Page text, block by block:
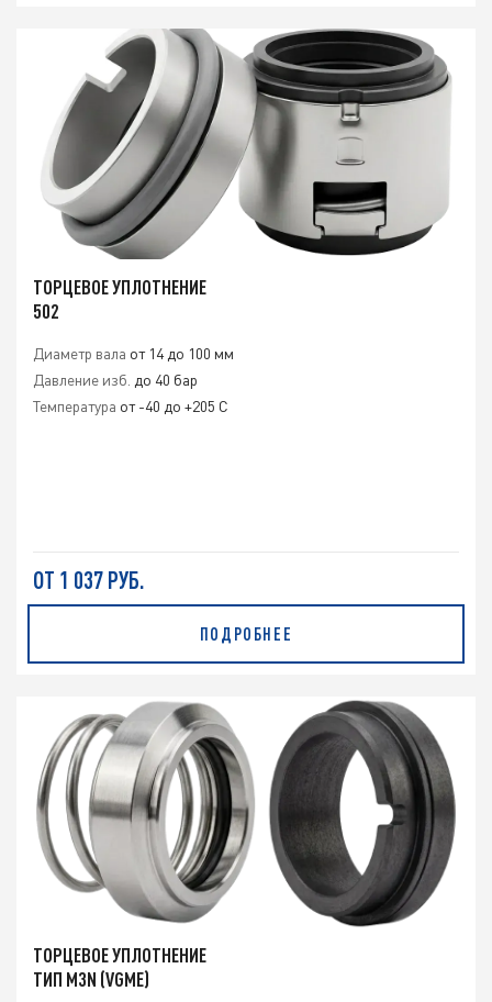
ТОРЦЕВОЕ УПЛОТНЕНИЕ
502
Диаметр вала от 14 до 100 мм
Давление изб. до 40 бар
Температура от -40 до +205 С
ОТ 1 037 РУБ.
ПОДРОБНЕЕ
ТОРЦЕВОЕ УПЛОТНЕНИЕ
ТИП M3N (VGME)